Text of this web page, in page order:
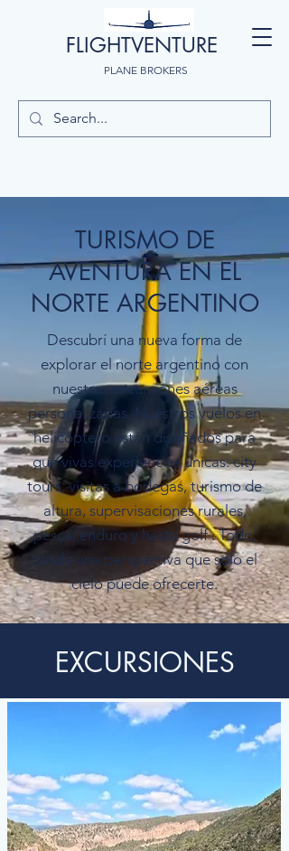
FLIGHTVENTURE
PLANE BROKERS
TURISMO DE
AVENTURA EN EL
NORTE ARGENTINO
Descubrí una nueva forma de
explorar el norte argentino con
nuestras excursiones aéreas
personalizadas. Nuestros vuelos en
helicóptero están diseñados para
que vivas experiencias únicas: city
tours, visitas a bodegas, turismo de
altura, supervisaciones rurales,
pesca, enduro y hasta golf . Todo,
desde una perspectiva que solo el
cielo puede ofrecerte.
EXCURSIONES